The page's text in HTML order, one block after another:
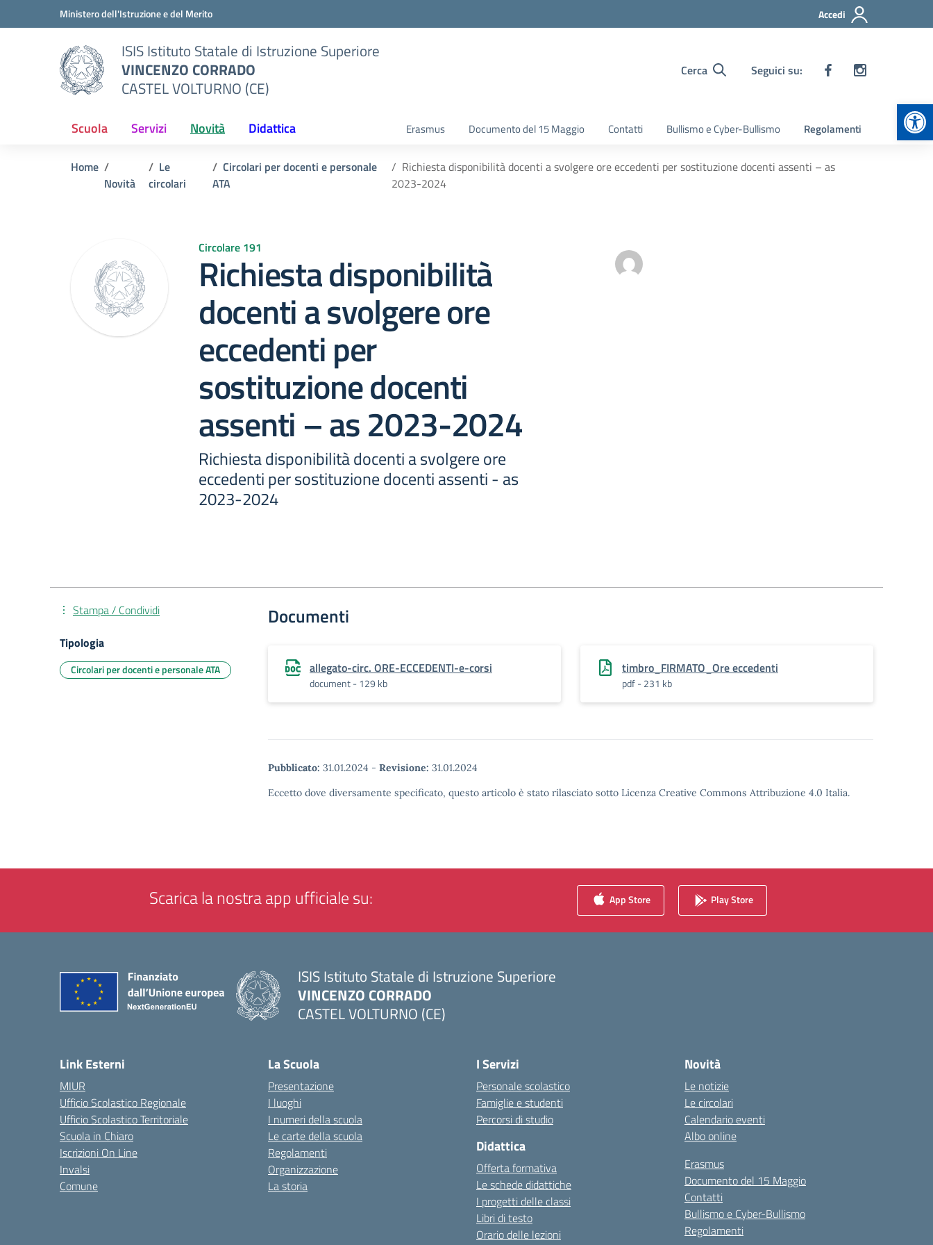
Vai ai contenuti
Vai al menu di navigazioneMinistero dell'Istruzione e del Merito Accedi
ISIS Istituto Statale di Istruzione Superiore
VINCENZO CORRADO
CASTEL VOLTURNO (CE)
Cerca Seguici su:
Scuola Servizi Novità Didattica Erasmus Documento del 15 Maggio Contatti Bullismo e Cyber-Bullismo Regolamenti
Home
Novità
Le
circolari
Circolari per docenti e personale
ATA
Richiesta disponibilità docenti a svolgere ore eccedenti per sostituzione docenti assenti – as
2023-2024
Circolare 191
Richiesta disponibilità
docenti a svolgere ore
eccedenti per
sostituzione docenti
assenti – as 2023-2024
Richiesta disponibilità docenti a svolgere ore
eccedenti per sostituzione docenti assenti - as
2023-2024
Documenti
allegato-circ. ORE-ECCEDENTI-e-corsi
document - 129 kb
timbro_FIRMATO_Ore eccedenti
pdf - 231 kb
Pubblicato: 31.01.2024 - Revisione: 31.01.2024
Eccetto dove diversamente specificato, questo articolo è stato rilasciato sotto Licenza Creative Commons Attribuzione 4.0 Italia.
Stampa / Condividi
Tipologia
Circolari per docenti e personale ATA
Scarica la nostra app ufficiale su: App Store Play Store
ISIS Istituto Statale di Istruzione Superiore
VINCENZO CORRADO
CASTEL VOLTURNO (CE)
Link Esterni
MIUR
Ufficio Scolastico Regionale
Ufficio Scolastico Territoriale
Scuola in Chiaro
Iscrizioni On Line
Invalsi
Comune
La Scuola
Presentazione
I luoghi
I numeri della scuola
Le carte della scuola
Regolamenti
Organizzazione
La storia
I Servizi
Personale scolastico
Famiglie e studenti
Percorsi di studio
Didattica
Offerta formativa
Le schede didattiche
I progetti delle classi
Libri di testo
Orario delle lezioni
Novità
Le notizie
Le circolari
Calendario eventi
Albo online
Erasmus
Documento del 15 Maggio
Contatti
Bullismo e Cyber-Bullismo
Regolamenti